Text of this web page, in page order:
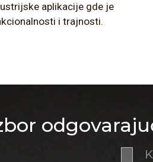
aplikacije gde je
i trajnosti.